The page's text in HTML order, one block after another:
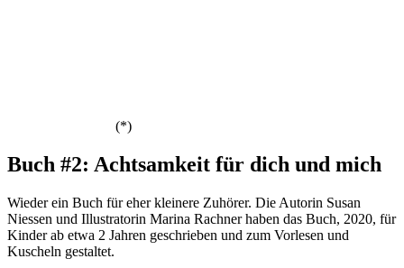
(*)
Buch #2: Achtsamkeit für dich und mich
Wieder ein Buch für eher kleinere Zuhörer. Die Autorin Susan
Niessen und Illustratorin Marina Rachner haben das Buch, 2020, für
Kinder ab etwa 2 Jahren geschrieben und zum Vorlesen und
Kuscheln gestaltet.